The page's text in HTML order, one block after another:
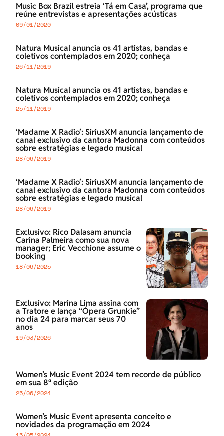
Music Box Brazil estreia ‘Tá em Casa’, programa que
reúne entrevistas e apresentações acústicas
09/01/2020
Natura Musical anuncia os 41 artistas, bandas e
coletivos contemplados em 2020; conheça
26/11/2019
Natura Musical anuncia os 41 artistas, bandas e
coletivos contemplados em 2020; conheça
25/11/2019
‘Madame X Radio’: SiriusXM anuncia lançamento de
canal exclusivo da cantora Madonna com conteúdos
sobre estratégias e legado musical
28/06/2019
‘Madame X Radio’: SiriusXM anuncia lançamento de
canal exclusivo da cantora Madonna com conteúdos
sobre estratégias e legado musical
28/06/2019
Exclusivo: Rico Dalasam anuncia
Carina Palmeira como sua nova
manager; Eric Vecchione assume o
booking
18/06/2025
Exclusivo: Marina Lima assina com
a Tratore e lança “Ópera Grunkie”
no dia 24 para marcar seus 70
anos
19/03/2026
Women’s Music Event 2024 tem recorde de público
em sua 8ª edição
25/06/2024
Women’s Music Event apresenta conceito e
novidades da programação em 2024